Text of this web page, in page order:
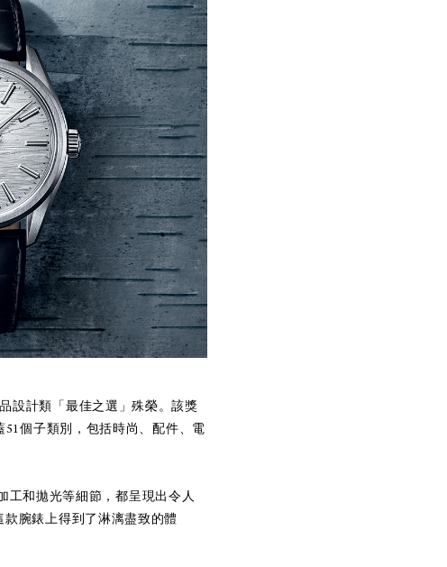
設計類「最佳之選」殊榮。該獎
個子類別，包括時尚、配件、電
工和拋光等細節，都呈現出令人
腕錶上得到了淋漓盡致的體